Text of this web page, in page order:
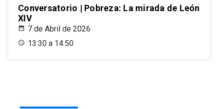
Conversatorio | Pobreza: La mirada de León
XIV
7 de Abril de 2026
13:30 a 14:50